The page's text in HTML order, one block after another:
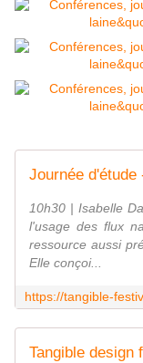
10h30 | Isabelle
l'usage des flux
ressource aussi
Elle conçoi...
Tangible design